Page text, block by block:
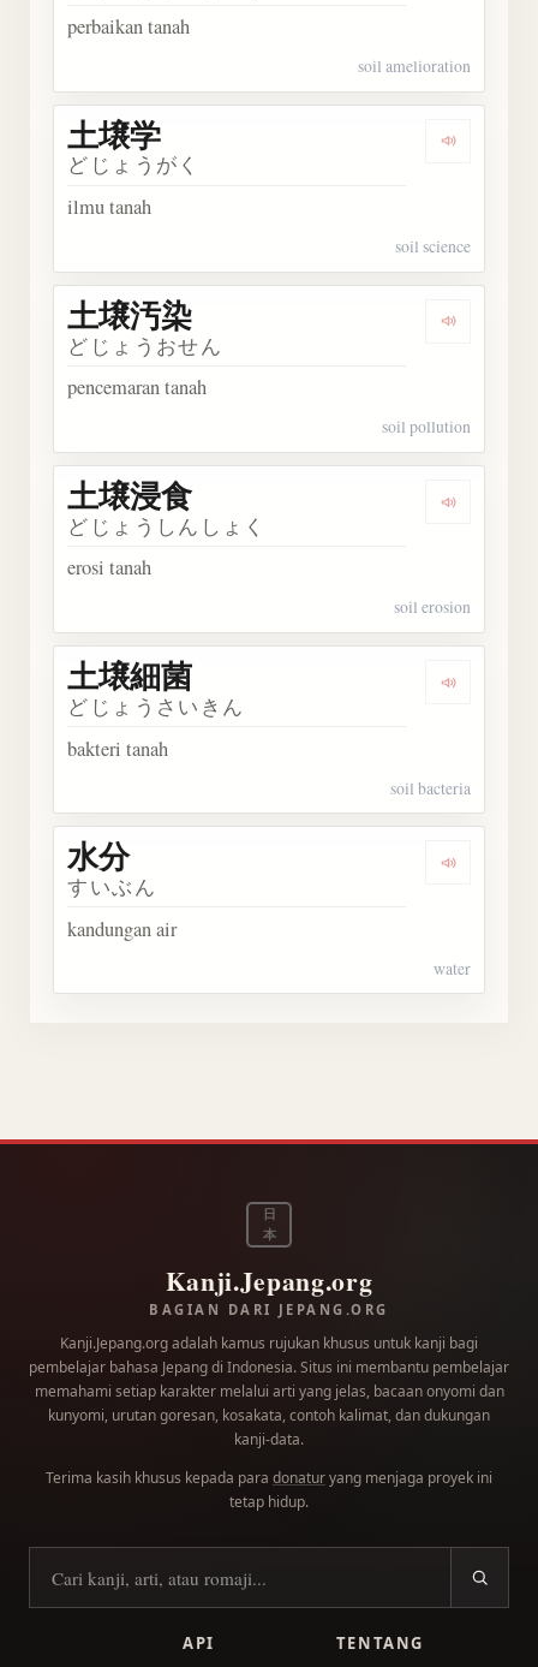
perbaikan tanah
soil amelioration
土壌学
どじょうがく
ilmu tanah
soil science
土壌汚染
どじょうおせん
pencemaran tanah
soil pollution
土壌浸食
どじょうしんしょく
erosi tanah
soil erosion
土壌細菌
どじょうさいきん
bakteri tanah
soil bacteria
Dengarkan
水分
すいぶん
kandungan air
water
日
本
Kanji.Jepang.org
BAGIAN DARI JEPANG.ORG
Kanji.Jepang.org adalah kamus rujukan khusus untuk kanji bagi
pembelajar bahasa Jepang di Indonesia. Situs ini membantu pembelajar
memahami setiap karakter melalui arti yang jelas, bacaan onyomi dan
kunyomi, urutan goresan, kosakata, contoh kalimat, dan dukungan
kanji-data.
Terima kasih khusus kepada para donaturyang menjaga proyek ini
tetap hidup.
Cari kanji
API TENTANG